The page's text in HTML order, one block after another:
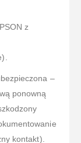
z
–
ponowną
kontakt).